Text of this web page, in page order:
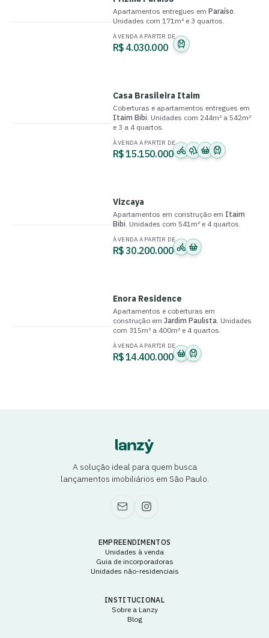
Apartamentos entregues em Paraíso.
Unidades com 171m²e 3 quartos.
À VENDA A PARTIR DE
R$ 4.030.000
Casa Brasileira Itaim
Coberturas e apartamentos entregues em
Itaim Bibi. Unidades com 244m² a 542m²
e 3 a 4 quartos.
À VENDA A PARTIR DE
R$ 15.150.000
Vizcaya
Apartamentos em construçãoem Itaim
Bibi. Unidades com 541m²e 4 quartos.
À VENDA A PARTIR DE
R$ 30.200.000
Enora Residence
Apartamentos e coberturas em
construçãoem Jardim Paulista. Unidades
com 315m² a 400m²e 4 quartos.
À VENDA A PARTIR DE
R$ 14.400.000
A solução ideal para quem busca
lançamentos imobiliários em São Paulo.
EMPREENDIMENTOS
Unidades à venda
Guia de incorporadoras
Unidades não-residenciais
INSTITUCIONAL
Sobre a Lanzy
Blog